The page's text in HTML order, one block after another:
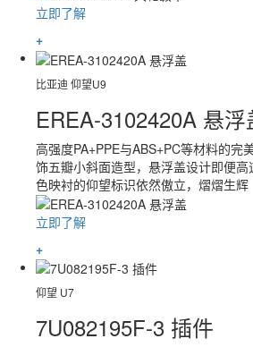
立即了解
+
比亚迪 仰望U9
EREA-3102420A 悬浮
高强度PA+PPE与ABS+PC等材料的完
饰五瓣小斜面造型，悬浮盖设计即便
色映衬的仰望标识依然傲立，熠熠生辉
立即了解
+
仰望 U7
7U082195F-3 插件